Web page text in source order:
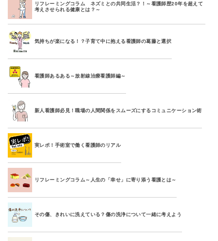
リフレーミングコラム ネズミとの共同生活？！～看護師歴20年を超えて
考えさせられる健康とは？～
気持ちが楽になる！？子育て中に抱える看護師の葛藤と選択
看護師あるある～放射線治療看護師編～
新人看護師必見！職場の人間関係をスムーズにするコミュニケーション術
実レポ！手術室で働く看護師のリアル
リフレーミングコラム～人生の「幸せ」に寄り添う看護とは～
その傷、きれいに洗えている？傷の洗浄について一緒に考えよう